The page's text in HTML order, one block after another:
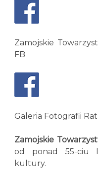
Zamojskie
FB
Galeria Fotografii
Zamojskie
od ponad 55-ciu
kultury.